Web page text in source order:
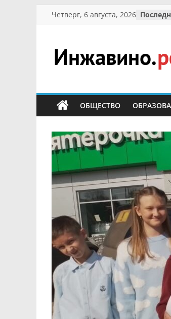
Перейти
Четверг, 6 августа, 2026
сельский
портал
ОБЩЕСТВО